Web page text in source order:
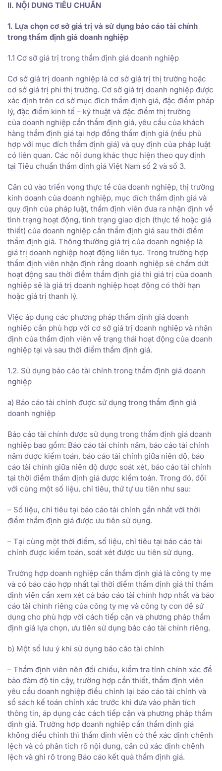
II. NỘI DUNG TIÊU CHUẨN
1. Lựa chọn cơ sở giá trị và sử dụng báo cáo tài chính
trong thẩm định giá doanh nghiệp
1.1 Cơ sở giá trị trong thẩm định giá doanh nghiệp
Cơ sở giá trị doanh nghiệp là cơ sở giá trị thị trường hoặc
cơ sở giá trị phi thị trường. Cơ sở giá trị doanh nghiệp được
xác định trên cơ sở mục đích thẩm định giá, đặc điểm pháp
lý, đặc điểm kinh tế – kỹ thuật và đặc điểm thị trường
của doanh nghiệp cần thẩm định giá, yêu cầu của khách
hàng thẩm định giá tại hợp đồng thẩm định giá (nếu phù
hợp với mục đích thẩm định giá) và quy định của pháp luật
có liên quan. Các nội dung khác thực hiện theo quy định
tại Tiêu chuẩn thẩm định giá Việt Nam số 2 và số 3.
Căn cứ vào triển vọng thực tế của doanh nghiệp, thị trường
kinh doanh của doanh nghiệp, mục đích thẩm định giá và
quy định của pháp luật, thẩm định viên đưa ra nhận định về
tình trạng hoạt động, tình trạng giao dịch (thực tế hoặc giả
thiết) của doanh nghiệp cần thẩm định giá sau thời điểm
thẩm định giá. Thông thường giá trị của doanh nghiệp là
giá trị doanh nghiệp hoạt động liên tục. Trong trường hợp
thẩm định viên nhận định rằng doanh nghiệp sẽ chấm dứt
hoạt động sau thời điểm thẩm định giá thì giá trị của doanh
nghiệp sẽ là giá trị doanh nghiệp hoạt động có thời hạn
hoặc giá trị thanh lý.
Việc áp dụng các phương pháp thẩm định giá doanh
nghiệp cần phù hợp với cơ sở giá trị doanh nghiệp và nhận
định của thẩm định viên về trạng thái hoạt động của doanh
nghiệp tại và sau thời điểm thẩm định giá.
1.2. Sử dụng báo cáo tài chính trong thẩm định giá doanh
nghiệp
a) Báo cáo tài chính được sử dụng trong thẩm định giá
doanh nghiệp
Báo cáo tài chính được sử dụng trong thẩm định giá doanh
nghiệp bao gồm: Báo cáo tài chính năm, báo cáo tài chính
năm được kiểm toán, báo cáo tài chính giữa niên độ, báo
cáo tài chính giữa niên độ được soát xét, báo cáo tài chính
tại thời điểm thẩm định giá được kiểm toán. Trong đó, đối
với cùng một số liệu, chỉ tiêu, thứ tự ưu tiên như sau:
– Số liệu, chỉ tiêu tại báo cáo tài chính gần nhất với thời
điểm thẩm định giá được ưu tiên sử dụng.
– Tại cùng một thời điểm, số liệu, chỉ tiêu tại báo cáo tài
chính được kiểm toán, soát xét được ưu tiên sử dụng.
Trường hợp doanh nghiệp cần thẩm định giá là công ty mẹ
và có báo cáo hợp nhất tại thời điểm thẩm định giá thì thẩm
định viên cần xem xét cả báo cáo tài chính hợp nhất và báo
cáo tài chính riêng của công ty mẹ và công ty con để sử
dụng cho phù hợp với cách tiếp cận và phương pháp thẩm
định giá lựa chọn, ưu tiên sử dụng báo cáo tài chính riêng.
b) Một số lưu ý khi sử dụng báo cáo tài chính
– Thẩm định viên nên đối chiếu, kiểm tra tính chính xác để
bảo đảm độ tin cậy, trường hợp cần thiết, thẩm định viên
yêu cầu doanh nghiệp điều chỉnh lại báo cáo tài chính và
sổ sách kế toán chính xác trước khi đưa vào phân tích
thông tin, áp dụng các cách tiếp cận và phương pháp thẩm
định giá. Trường hợp doanh nghiệp cần thẩm định giá
không điều chỉnh thì thẩm định viên có thể xác định chênh
lệch và có phân tích rõ nội dung, căn cứ xác định chênh
lệch và ghi rõ trong Báo cáo kết quả thẩm định giá.